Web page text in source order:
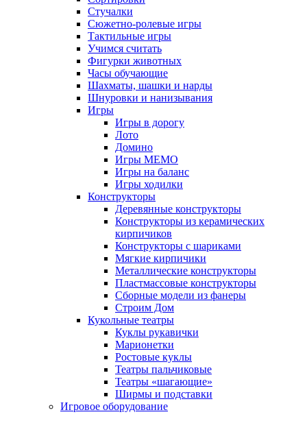
Стучалки
Сюжетно-ролевые игры
Тактильные игры
Учимся считать
Фигурки животных
Часы обучающие
Шахматы, шашки и нарды
Шнуровки и нанизывания
Игры
Игры в дорогу
Лото
Домино
Игры МЕМО
Игры на баланс
Игры ходилки
Конструкторы
Деревянные конструкторы
Конструкторы из керамических
кирпичиков
Конструкторы с шариками
Мягкие кирпичики
Металлические конструкторы
Пластмассовые конструкторы
Сборные модели из фанеры
Строим Дом
Кукольные театры
Куклы рукавички
Марионетки
Ростовые куклы
Театры пальчиковые
Театры «шагающие»
Ширмы и подставки
Игровое оборудование